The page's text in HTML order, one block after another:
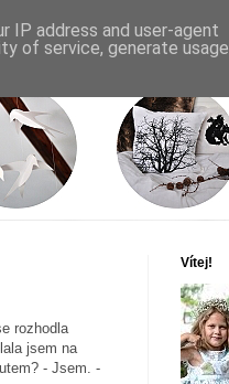
rozhodla
jsem na
- Jsem. -
Vítej!
IP address and user-agent
of service, generate usage